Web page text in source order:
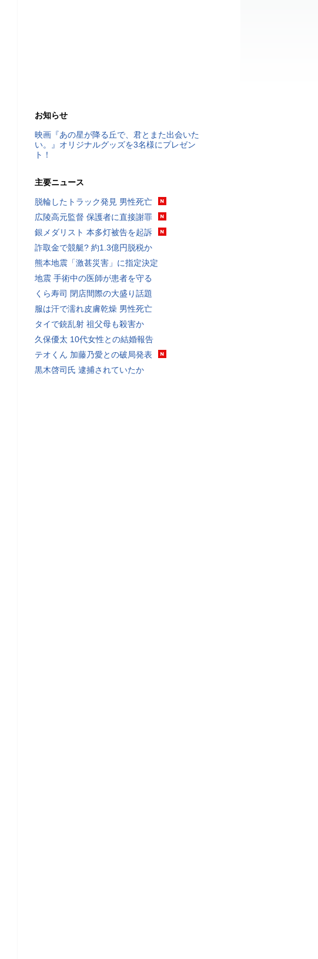
お知らせ
映画『あの星が降る丘で、君とまた出会いた
い。』オリジナルグッズを3名様にプレゼン
ト！
主要ニュース
脱輪したトラック発見 男性死亡
広陵高元監督 保護者に直接謝罪
銀メダリスト 本多灯被告を起訴
詐取金で競艇? 約1.3億円脱税か
熊本地震「激甚災害」に指定決定
地震 手術中の医師が患者を守る
くら寿司 閉店間際の大盛り話題
服は汗で濡れ皮膚乾燥 男性死亡
タイで銃乱射 祖父母も殺害か
久保優太 10代女性との結婚報告
テオくん 加藤乃愛との破局発表
黒木啓司氏 逮捕されていたか